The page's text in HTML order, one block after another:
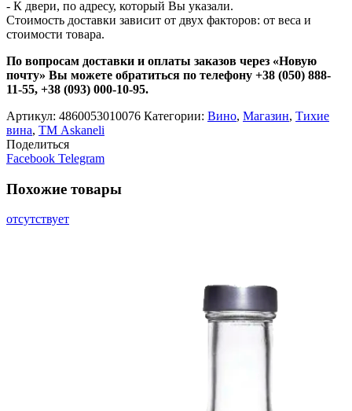
- К двери, по адресу, который Вы указали.
Стоимость доставки зависит от двух факторов: от веса и
стоимости товара.
По вопросам доставки и оплаты заказов через «Новую
почту» Вы можете обратиться по телефону +38 (050) 888-
11-55, +38 (093) 000-10-95.
Артикул: 4860053010076 Категории: Вино, Магазин, Тихие
вина, ТМ Askaneli
Поделиться
Facebook Telegram
Похожие товары
отсутствует